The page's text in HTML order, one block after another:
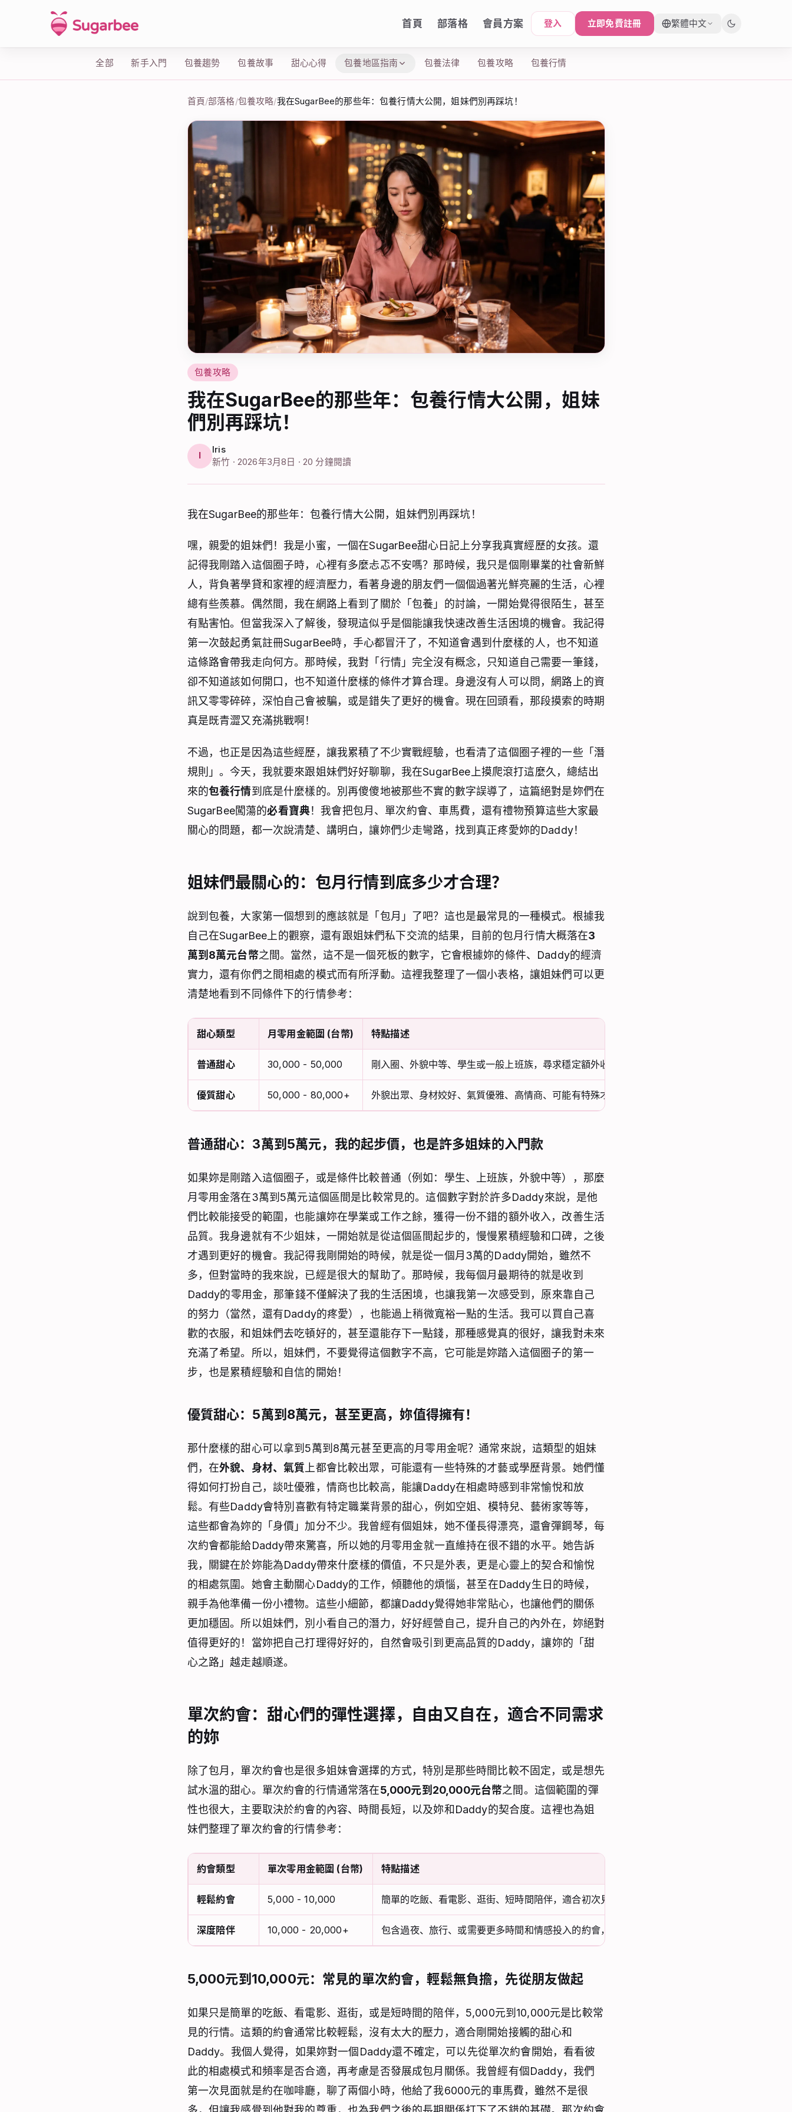
首頁 部落格 會員方案 登入 立即免費註冊 繁體中文
全部 新手入門 包養趨勢 包養故事 甜心心得 包養地區指南 包養法律 包養攻略 包養行情
首頁/部落格/包養攻略/我在SugarBee的那些年：包養行情大公開，姐妹們別再踩坑！
包養攻略
我在SugarBee的那些年：包養行情大公開，姐妹
們別再踩坑！
Iris
新竹 · 2026年3月8日 · 20 分鐘閱讀
我在SugarBee的那些年：包養行情大公開，姐妹們別再踩坑！
嘿，親愛的姐妹們！我是小蜜，一個在SugarBee甜心日記上分享我真實經歷的女孩。還
記得我剛踏入這個圈子時，心裡有多麼忐忑不安嗎？那時候，我只是個剛畢業的社會新鮮
人，背負著學貸和家裡的經濟壓力，看著身邊的朋友們一個個過著光鮮亮麗的生活，心裡
總有些羨慕。偶然間，我在網路上看到了關於「包養」的討論，一開始覺得很陌生，甚至
有點害怕。但當我深入了解後，發現這似乎是個能讓我快速改善生活困境的機會。我記得
第一次鼓起勇氣註冊SugarBee時，手心都冒汗了，不知道會遇到什麼樣的人，也不知道
這條路會帶我走向何方。那時候，我對「行情」完全沒有概念，只知道自己需要一筆錢，
卻不知道該如何開口，也不知道什麼樣的條件才算合理。身邊沒有人可以問，網路上的資
訊又零零碎碎，深怕自己會被騙，或是錯失了更好的機會。現在回頭看，那段摸索的時期
真是既青澀又充滿挑戰啊！
不過，也正是因為這些經歷，讓我累積了不少實戰經驗，也看清了這個圈子裡的一些「潛
規則」。今天，我就要來跟姐妹們好好聊聊，我在SugarBee上摸爬滾打這麼久，總結出
來的包養行情到底是什麼樣的。別再傻傻地被那些不實的數字誤導了，這篇絕對是妳們在
SugarBee闖蕩的必看寶典！我會把包月、單次約會、車馬費，還有禮物預算這些大家最
關心的問題，都一次說清楚、講明白，讓妳們少走彎路，找到真正疼愛妳的Daddy！
姐妹們最關心的：包月行情到底多少才合理？
說到包養，大家第一個想到的應該就是「包月」了吧？這也是最常見的一種模式。根據我
自己在SugarBee上的觀察，還有跟姐妹們私下交流的結果，目前的包月行情大概落在3
萬到8萬元台幣之間。當然，這不是一個死板的數字，它會根據妳的條件、Daddy的經濟
實力，還有你們之間相處的模式而有所浮動。這裡我整理了一個小表格，讓姐妹們可以更
清楚地看到不同條件下的行情參考：
甜心類型 月零用金範圍 (台幣) 特點描述
普通甜心 30,000 - 50,000 剛入圈、外貌中等、學生或一般上班族，尋求穩定額外收入
優質甜心 50,000 - 80,000+ 外貌出眾、身材姣好、氣質優雅、高情商、可能有特殊才藝或學歷背景
普通甜心：3萬到5萬元，我的起步價，也是許多姐妹的入門款
如果妳是剛踏入這個圈子，或是條件比較普通（例如：學生、上班族，外貌中等），那麼
月零用金落在3萬到5萬元這個區間是比較常見的。這個數字對於許多Daddy來說，是他
們比較能接受的範圍，也能讓妳在學業或工作之餘，獲得一份不錯的額外收入，改善生活
品質。我身邊就有不少姐妹，一開始就是從這個區間起步的，慢慢累積經驗和口碑，之後
才遇到更好的機會。我記得我剛開始的時候，就是從一個月3萬的Daddy開始，雖然不
多，但對當時的我來說，已經是很大的幫助了。那時候，我每個月最期待的就是收到
Daddy的零用金，那筆錢不僅解決了我的生活困境，也讓我第一次感受到，原來靠自己
的努力（當然，還有Daddy的疼愛），也能過上稍微寬裕一點的生活。我可以買自己喜
歡的衣服，和姐妹們去吃頓好的，甚至還能存下一點錢，那種感覺真的很好，讓我對未來
充滿了希望。所以，姐妹們，不要覺得這個數字不高，它可能是妳踏入這個圈子的第一
步，也是累積經驗和自信的開始！
優質甜心：5萬到8萬元，甚至更高，妳值得擁有！
那什麼樣的甜心可以拿到5萬到8萬元甚至更高的月零用金呢？通常來說，這類型的姐妹
們，在外貌、身材、氣質 上都會比較出眾，可能還有一些特殊的才藝或學歷背景。她們懂
得如何打扮自己，談吐優雅，情商也比較高，能讓Daddy在相處時感到非常愉悅和放
鬆。有些Daddy會特別喜歡有特定職業背景的甜心，例如空姐、模特兒、藝術家等等，
這些都會為妳的「身價」加分不少。我曾經有個姐妹，她不僅長得漂亮，還會彈鋼琴，每
次約會都能給Daddy帶來驚喜，所以她的月零用金就一直維持在很不錯的水平。她告訴
我，關鍵在於妳能為Daddy帶來什麼樣的價值，不只是外表，更是心靈上的契合和愉悅
的相處氛圍。她會主動關心Daddy的工作，傾聽他的煩惱，甚至在Daddy生日的時候，
親手為他準備一份小禮物。這些小細節，都讓Daddy覺得她非常貼心，也讓他們的關係
更加穩固。所以姐妹們，別小看自己的潛力，好好經營自己，提升自己的內外在，妳絕對
值得更好的！當妳把自己打理得好好的，自然會吸引到更高品質的Daddy，讓妳的「甜
心之路」越走越順遂。
單次約會：甜心們的彈性選擇，自由又自在，適合不同需求
的妳
除了包月，單次約會也是很多姐妹會選擇的方式，特別是那些時間比較不固定，或是想先
試水溫的甜心。單次約會的行情通常落在5,000元到20,000元台幣之間。這個範圍的彈
性也很大，主要取決於約會的內容、時間長短，以及妳和Daddy的契合度。這裡也為姐
妹們整理了單次約會的行情參考：
約會類型 單次零用金範圍 (台幣) 特點描述
輕鬆約會 5,000 - 10,000 簡單的吃飯、看電影、逛街、短時間陪伴，適合初次見面或輕鬆交流
深度陪伴 10,000 - 20,000+ 包含過夜、旅行、或需要更多時間和情感投入的約會，關係更為親密
5,000元到10,000元：常見的單次約會，輕鬆無負擔，先從朋友做起
如果只是簡單的吃飯、看電影、逛街，或是短時間的陪伴，5,000元到10,000元是比較常
見的行情。這類的約會通常比較輕鬆，沒有太大的壓力，適合剛開始接觸的甜心和
Daddy。我個人覺得，如果妳對一個Daddy還不確定，可以先從單次約會開始，看看彼
此的相處模式和頻率是否合適，再考慮是否發展成包月關係。我曾經有個Daddy，我們
第一次見面就是約在咖啡廳，聊了兩個小時，他給了我6000元的車馬費，雖然不是很